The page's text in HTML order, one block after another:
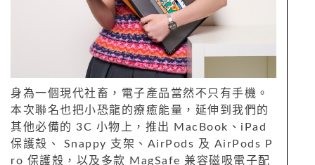
身為一個現代社畜，電子產品當然不只有手機。
本次聯名也把小恐龍的療癒能量，延伸到我們的
其他必備的 3C 小物上，推出 MacBook、iPad
保護殼、 Snappy 支架、AirPods 及 AirPods P
ro 保護殼，以及多款 MagSafe 兼容磁吸電子配